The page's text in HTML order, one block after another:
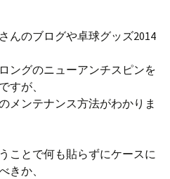
んのブログや卓球グッズ2014
ングのニューアンチスピンを
すが、
メンテナンス方法がわかりま
ことで何も貼らずにケースに
きか、